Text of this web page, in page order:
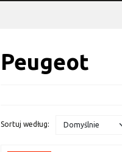
Peugeot
Sortuj według: